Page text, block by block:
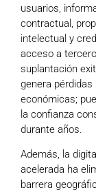
usuarios,
contractual,
intelectual y
acceso a
suplantación
genera pérdidas
económicas;
la confianza
durante años.
Además, la
acelerada ha
barrera